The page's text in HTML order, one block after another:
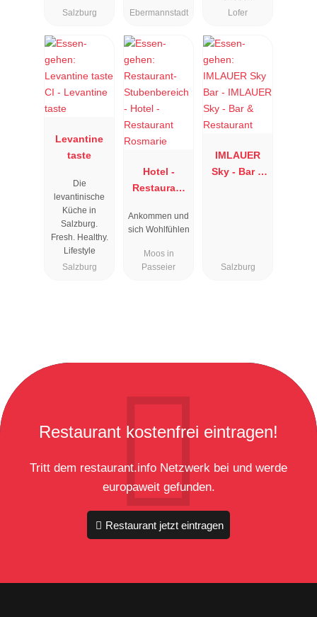
Salzburg Ebermannstadt
Lofer
Levantine
taste
Die
levantinische
Küche in
Salzburg.
Fresh. Healthy.
Lifestyle
Salzburg
Hotel -
Restaurant
Ankommen und
sich Wohlfühlen
Moos in
Passeier
IMLAUER
Sky - Bar &
Salzburg
Restaurant kostenfrei eintragen!
Tritt dem restaurant.info Netzwerk bei und werde
europaweit gefunden.
Restaurant jetzt eintragen